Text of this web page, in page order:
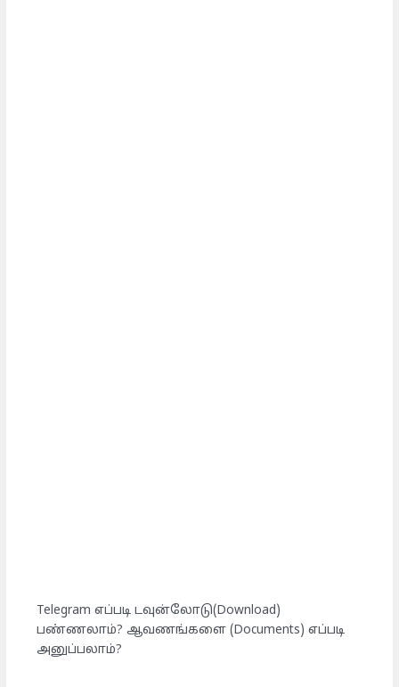
Telegram எப்படி டவுன்லோடு(Download)
பண்ணலாம்? ஆவணங்களை (Documents) எப்படி
அனுப்பலாம்?